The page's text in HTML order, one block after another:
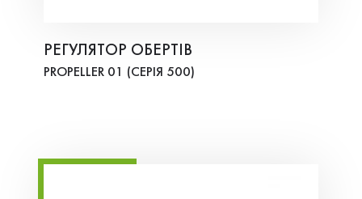
РЕГУЛЯТОР ОБЕРТІВ
PROPELLER 01 (СЕРІЯ 500)